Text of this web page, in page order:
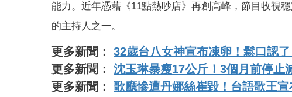
能力。近年憑藉《11點熱吵店》再創高峰，節目收視
的主持人之一。
更多新聞： 32歲台八女神宣布凍卵！鬆口認
更多新聞： 沈玉琳暴瘦17公斤！3個月前停止
更多新聞： 歌廳慘遭丹娜絲崔毀！台語歌王